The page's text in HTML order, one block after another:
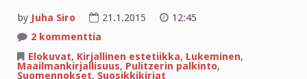
by Juha Siro 21.1.2015
12:45
2 kommenttia
ja
vaikeita
kirjoja
Elokuvat, Kirjallinen estetiikka, Lukeminen,
Maailmankirjallisuus, Pulitzerin palkinto,
Suomennokset, Suosikkikirjat